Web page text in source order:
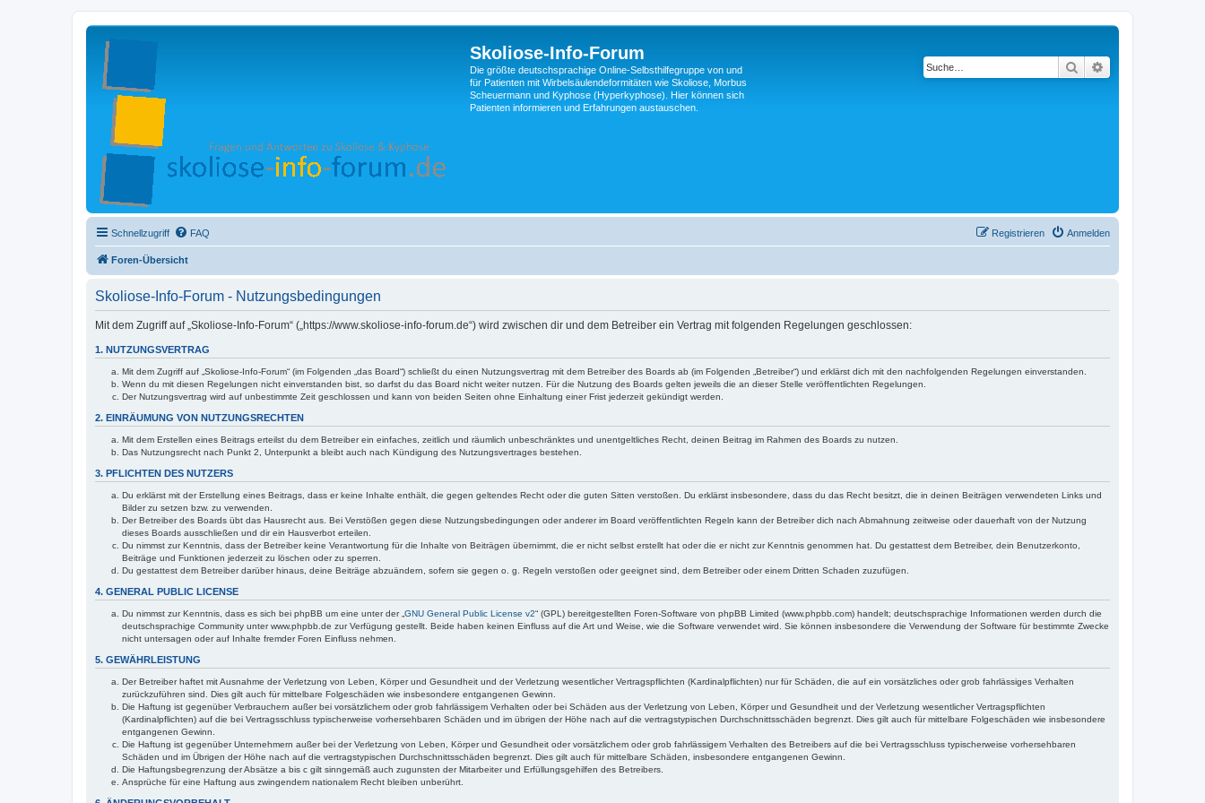
Skoliose-Info-Forum
Die größte deutschsprachige Online-Selbsthilfegruppe von und
für Patienten mit Wirbelsäulendeformitäten wie Skoliose, Morbus
Scheuermann und Kyphose (Hyperkyphose). Hier können sich
Patienten informieren und Erfahrungen austauschen.
Suche
Schnellzugriff FAQ Anmelden
Registrieren
Foren-Übersicht
Skoliose-Info-Forum - Nutzungsbedingungen
Mit dem Zugriff auf „Skoliose-Info-Forum“ („https://www.skoliose-info-forum.de“) wird zwischen dir und dem Betreiber ein Vertrag mit folgenden Regelungen geschlossen:
1. NUTZUNGSVERTRAG
Mit dem Zugriff auf „Skoliose-Info-Forum“ (im Folgenden „das Board“) schließt du einen Nutzungsvertrag mit dem Betreiber des Boards ab (im Folgenden „Betreiber“) und erklärst dich mit den nachfolgenden Regelungen einverstanden.
Wenn du mit diesen Regelungen nicht einverstanden bist, so darfst du das Board nicht weiter nutzen. Für die Nutzung des Boards gelten jeweils die an dieser Stelle veröffentlichten Regelungen.
Der Nutzungsvertrag wird auf unbestimmte Zeit geschlossen und kann von beiden Seiten ohne Einhaltung einer Frist jederzeit gekündigt werden.
2. EINRÄUMUNG VON NUTZUNGSRECHTEN
Mit dem Erstellen eines Beitrags erteilst du dem Betreiber ein einfaches, zeitlich und räumlich unbeschränktes und unentgeltliches Recht, deinen Beitrag im Rahmen des Boards zu nutzen.
Das Nutzungsrecht nach Punkt 2, Unterpunkt a bleibt auch nach Kündigung des Nutzungsvertrages bestehen.
3. PFLICHTEN DES NUTZERS
Du erklärst mit der Erstellung eines Beitrags, dass er keine Inhalte enthält, die gegen geltendes Recht oder die guten Sitten verstoßen. Du erklärst insbesondere, dass du das Recht besitzt, die in deinen Beiträgen verwendeten Links und
Bilder zu setzen bzw. zu verwenden.
Der Betreiber des Boards übt das Hausrecht aus. Bei Verstößen gegen diese Nutzungsbedingungen oder anderer im Board veröffentlichten Regeln kann der Betreiber dich nach Abmahnung zeitweise oder dauerhaft von der Nutzung
dieses Boards ausschließen und dir ein Hausverbot erteilen.
Du nimmst zur Kenntnis, dass der Betreiber keine Verantwortung für die Inhalte von Beiträgen übernimmt, die er nicht selbst erstellt hat oder die er nicht zur Kenntnis genommen hat. Du gestattest dem Betreiber, dein Benutzerkonto,
Beiträge und Funktionen jederzeit zu löschen oder zu sperren.
Du gestattest dem Betreiber darüber hinaus, deine Beiträge abzuändern, sofern sie gegen o. g. Regeln verstoßen oder geeignet sind, dem Betreiber oder einem Dritten Schaden zuzufügen.
4. GENERAL PUBLIC LICENSE
Du nimmst zur Kenntnis, dass es sich bei phpBB um eine unter der „ GNU General Public License v2“ (GPL) bereitgestellten Foren-Software von phpBB Limited (www.phpbb.com) handelt; deutschsprachige Informationen werden durch die
deutschsprachige Community unter www.phpbb.de zur Verfügung gestellt. Beide haben keinen Einfluss auf die Art und Weise, wie die Software verwendet wird. Sie können insbesondere die Verwendung der Software für bestimmte Zwecke
nicht untersagen oder auf Inhalte fremder Foren Einfluss nehmen.
5. GEWÄHRLEISTUNG
Der Betreiber haftet mit Ausnahme der Verletzung von Leben, Körper und Gesundheit und der Verletzung wesentlicher Vertragspflichten (Kardinalpflichten) nur für Schäden, die auf ein vorsätzliches oder grob fahrlässiges Verhalten
zurückzuführen sind. Dies gilt auch für mittelbare Folgeschäden wie insbesondere entgangenen Gewinn.
Die Haftung ist gegenüber Verbrauchern außer bei vorsätzlichem oder grob fahrlässigem Verhalten oder bei Schäden aus der Verletzung von Leben, Körper und Gesundheit und der Verletzung wesentlicher Vertragspflichten
(Kardinalpflichten) auf die bei Vertragsschluss typischerweise vorhersehbaren Schäden und im übrigen der Höhe nach auf die vertragstypischen Durchschnittsschäden begrenzt. Dies gilt auch für mittelbare Folgeschäden wie insbesondere
entgangenen Gewinn.
Die Haftung ist gegenüber Unternehmern außer bei der Verletzung von Leben, Körper und Gesundheit oder vorsätzlichem oder grob fahrlässigem Verhalten des Betreibers auf die bei Vertragsschluss typischerweise vorhersehbaren
Schäden und im Übrigen der Höhe nach auf die vertragstypischen Durchschnittsschäden begrenzt. Dies gilt auch für mittelbare Schäden, insbesondere entgangenen Gewinn.
Die Haftungsbegrenzung der Absätze a bis c gilt sinngemäß auch zugunsten der Mitarbeiter und Erfüllungsgehilfen des Betreibers.
Ansprüche für eine Haftung aus zwingendem nationalem Recht bleiben unberührt.